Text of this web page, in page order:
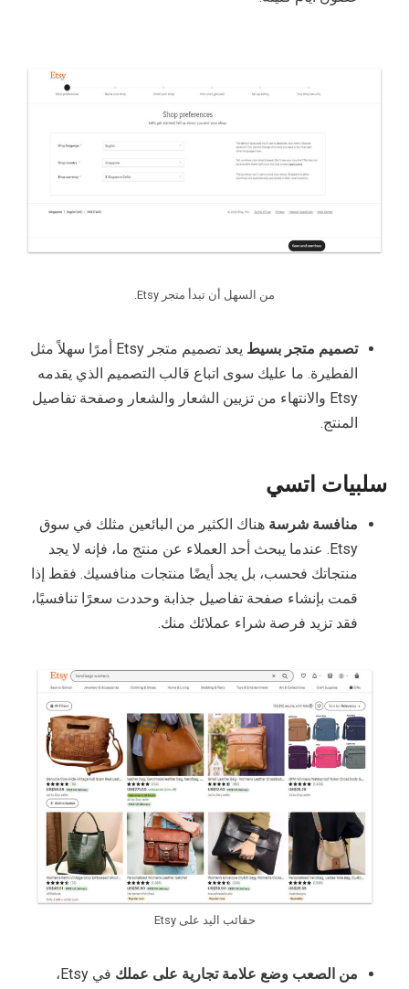
من السهل أن تبدأ متجر Etsy.
تصميم متجر بسيط
يعد تصميم متجر Etsy أمرًا سهلاً مثل
الفطيرة. ما عليك سوى اتباع قالب التصميم الذي يقدمه
Etsy والانتهاء من تزيين الشعار والشعار وصفحة تفاصيل
المنتج.
سلبيات اتسي
منافسة شرسة هناك الكثير من البائعين مثلك في سوق
Etsy. عندما يبحث أحد العملاء عن منتج ما، فإنه لا يجد
منتجاتك فحسب، بل يجد أيضًا منتجات منافسيك. فقط إذا
قمت بإنشاء صفحة تفاصيل جذابة وحددت سعرًا تنافسيًا،
فقد تزيد فرصة شراء عملائك منك.
حقائب اليد على Etsy
من الصعب وضع علامة تجارية على عملك
في Etsy،